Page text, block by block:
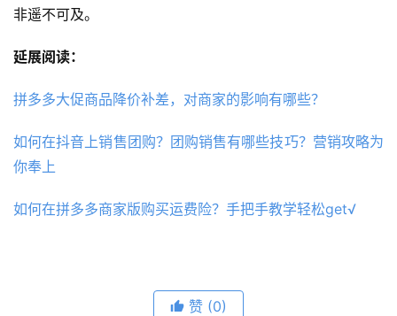
非遥不可及。
延展阅读：
拼多多大促商品降价补差，对商家的影响有哪些？
如何在抖音上销售团购？团购销售有哪些技巧？营销攻略为
你奉上
如何在拼多多商家版购买运费险？手把手教学轻松get√
赞 (0)